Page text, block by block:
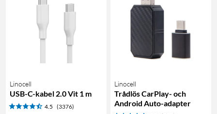
Linocell
USB-C-kabel 2.0 Vit 1 m
4.5 (3376)
Linocell
Trådlös CarPlay- och
Android Auto-adapter